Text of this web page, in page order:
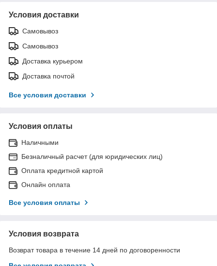
Условия доставки
Самовывоз
Самовывоз
Доставка курьером
Доставка почтой
Все условия доставки
Условия оплаты
Наличными
Безналичный расчет (для юридических лиц)
Оплата кредитной картой
Онлайн оплата
Все условия оплаты
Условия возврата
Возврат товара в течение 14 дней по договоренности